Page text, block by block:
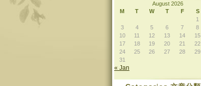
August 2026
M
T W T F S
1
3
4 5 6 7 8
10
11 12 13 14 15
17
18 19 20 21 22
24
25 26 27 28 29
31
« Jan